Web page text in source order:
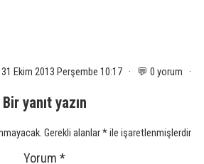
Ekim 2013 Perşembe 10:17 · 💬 0 yorum ·
Bir yanıt yazın
Gerekli alanlar*ile işaretlenmişlerdir
Yorum*